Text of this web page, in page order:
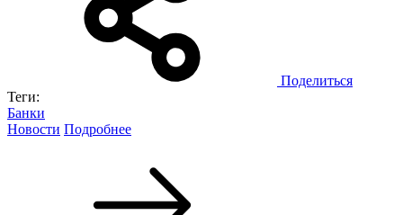
Поделиться
Теги:
Банки
Новости Подробнее